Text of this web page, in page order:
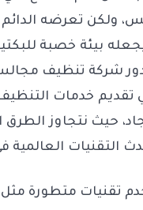
ولكن تعرضه
بيئة خصبة
دور شركة تنظيف
خدمات التنظيف
حيث نتجاوز الطرق
التقنيات العالمية
تقنيات متطورة مثل